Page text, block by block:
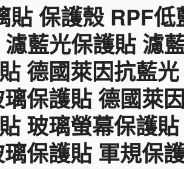
保護殼 RPF
藍光保護貼 濾
德國萊因抗藍
保護貼 德國萊
玻璃螢幕保護
保護貼 軍規保